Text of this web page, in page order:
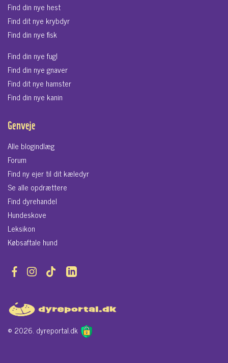
Find din nye hest
Find dit nye krybdyr
Find din nye fisk
Find din nye fugl
Find din nye gnaver
Find dit nye hamster
Find din nye kanin
Genveje
Alle blogindlæg
Forum
Find ny ejer til dit kæledyr
Se alle opdrættere
Find dyrehandel
Hundeskove
Leksikon
Købsaftale hund
© 2026. dyreportal.dk